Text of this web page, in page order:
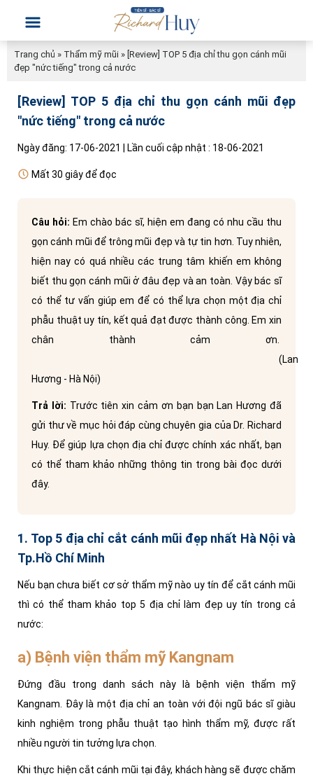
Trang chủ » Thẩm mỹ mũi » [Review] TOP 5 địa chỉ thu gọn cánh mũi
đẹp "nức tiếng" trong cả nước
[Review] TOP 5 địa chỉ thu gọn cánh mũi đẹp
"nức tiếng" trong cả nước
Ngày đăng: 17-06-2021 | Lần cuối cập nhật : 18-06-2021
Mất 30 giây để đọc
Câu hỏi: Em chào bác sĩ, hiện em đang có nhu cầu thu
gọn cánh mũi để trông mũi đẹp và tự tin hơn. Tuy nhiên,
hiện nay có quá nhiều các trung tâm khiến em không
biết thu gọn cánh mũi ở đâu đẹp và an toàn. Vậy bác sĩ
có thể tư vấn giúp em để có thể lựa chọn một địa chỉ
phẫu thuật uy tín, kết quả đạt được thành công. Em xin
chân thành cảm ơn.
(Lan
Hương - Hà Nội)
Trả lời: Trước tiên xin cảm ơn bạn bạn Lan Hương đã
gửi thư về mục hỏi đáp cùng chuyên gia của Dr. Richard
Huy. Để giúp lựa chọn địa chỉ được chính xác nhất, bạn
có thể tham khảo những thông tin trong bài đọc dưới
đây.
1. Top 5 địa chỉ cắt cánh mũi đẹp nhất Hà Nội và
Tp.Hồ Chí Minh
Nếu bạn chưa biết cơ sở thẩm mỹ nào uy tín để cắt cánh mũi
thì có thể tham khảo top 5 địa chỉ làm đẹp uy tín trong cả
nước:
a) Bệnh viện thẩm mỹ Kangnam
Đứng đầu trong danh sách này là bệnh viện thẩm mỹ
Kangnam. Đây là một địa chỉ an toàn với đội ngũ bác sĩ giàu
kinh nghiệm trong phẫu thuật tạo hình thẩm mỹ, được rất
nhiều người tin tưởng lựa chọn.
Khi thực hiện cắt cánh mũi tại đây, khách hàng sẽ được chăm